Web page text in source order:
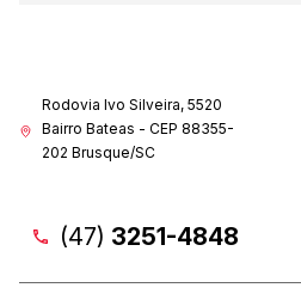
Rodovia Ivo Silveira, 5520
Bairro Bateas - CEP 88355-
202 Brusque/SC
(47) 3251-4848